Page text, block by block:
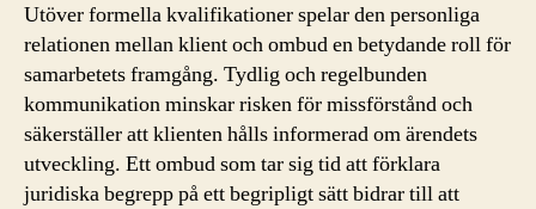
Utöver formella kvalifikationer spelar den personliga
relationen mellan klient och ombud en betydande roll för
samarbetets framgång. Tydlig och regelbunden
kommunikation minskar risken för missförstånd och
säkerställer att klienten hålls informerad om ärendets
utveckling. Ett ombud som tar sig tid att förklara
juridiska begrepp på ett begripligt sätt bidrar till att